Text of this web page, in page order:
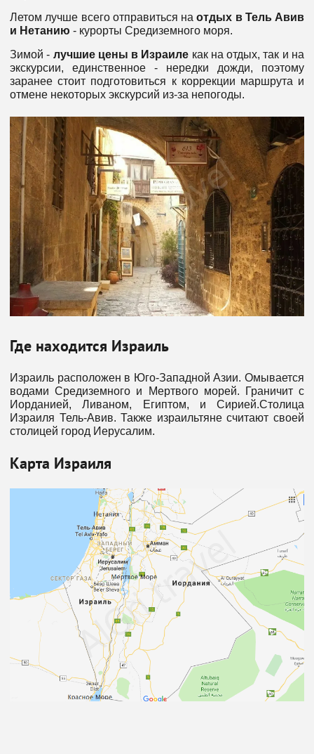
Летом лучше всего отправиться наотдых в Тель Авив
и Нетанию - курорты Средиземного моря.
Зимой - лучшие цены в Израиле как на отдых, так и на
экскурсии, единственное - нередки дожди, поэтому
заранее стоит подготовиться к коррекции маршрута и
отмене некоторых экскурсий из-за непогоды.
Где находится Израиль
Израиль расположен в Юго-Западной Азии. Омывается
водами Средиземного и Мертвого морей. Граничит с
Иорданией, Ливаном, Египтом, и Сирией.Столица
Израиля Тель-Авив. Также израильтяне считают своей
столицей город Иерусалим.
Карта Израиля